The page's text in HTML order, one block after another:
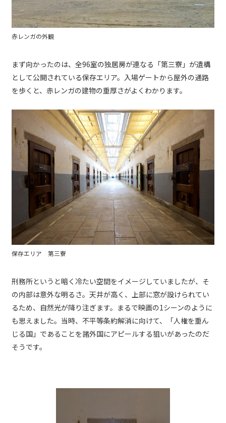
赤レンガの外観
まず向かったのは、全96室の独居房が連なる「第三寮」が遺構
として公開されている保存エリア。入場ゲートから屋外の通路
を歩くと、赤レンガの建物の重厚さがよくわかります。
保存エリア 第三寮
刑務所というと暗く冷たい空間をイメージしていましたが、そ
の内部は意外な明るさ。天井が高く、上部に窓が設けられてい
るため、自然光が降り注ぎます。まるで映画の1シーンのように
も思えました。当時、不平等条約解消に向けて、「人権を重ん
じる国」であることを諸外国にアピールする狙いがあったのだ
そうです。